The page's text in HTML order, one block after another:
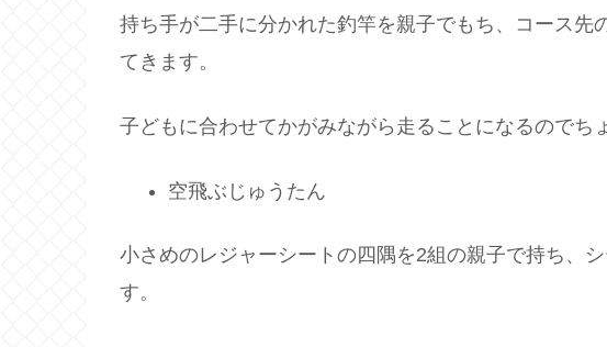
持ち手が二手に分かれた釣竿を親子でもち、コース先
てきます。
子どもに合わせてかがみながら走ることになるのでち
空飛ぶじゅうたん
小さめのレジャーシートの四隅を2組の親子で持ち、
す。